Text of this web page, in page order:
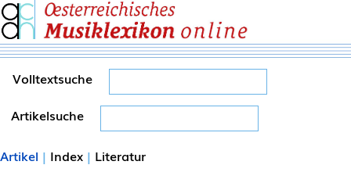
Volltextsuche
Artikelsuche
Artikel | Index | Literatur